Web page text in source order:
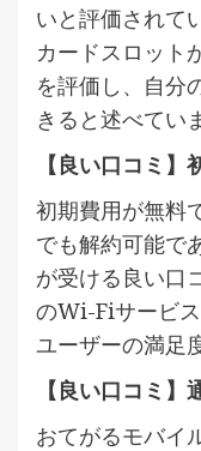
いと評価されて
カードスロット
を評価し、自分
きると述べてい
【良い口コミ
初期費用が無料
でも解約可能で
が受ける良い口
のWi-Fiサービス
ユーザーの満足
【良い口コミ
おてがるモバイ